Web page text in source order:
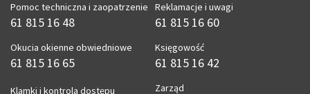
Pomoc techniczna i zaopatrzenie
61 815 16 48
Okucia okienne obwiedniowe
61 815 16 65
Klamki i kontrola dostępu
Reklamacje i uwagi
61 815 16 60
Księgowość
61 815 16 42
Zarząd